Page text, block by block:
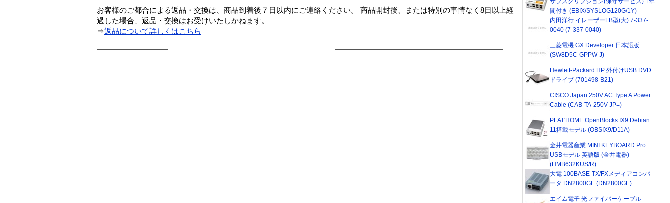
お客様のご都合による返品・交換は、商品到着後７日以内にご連絡ください。 商品開封後、または特別の事情なく8日以上経
過した場合、返品・交換はお受けいたしかねます。
⇒返品について詳しくはこちら
サブスクリプション(保守サービス) 1年
間付き (EBIX/SYSLOG120G/1Y)
内田洋行 イレーザーFB型(大) 7-337-
0040 (7-337-0040)
三菱電機 GX Developer 日本語版
(SW8D5C-GPPW-J)
Hewlett-Packard HP 外付けUSB DVD
ドライブ (701498-B21)
CISCO Japan 250V AC Type A Power
Cable (CAB-TA-250V-JP=)
PLAT'HOME OpenBlocks IX9 Debian
11搭載モデル (OBSIX9/D11A)
金井電器産業 MINI KEYBOARD Pro
USBモデル 英語版 (金井電器)
(HMB632KUS/R)
大電 100BASE-TX/FXメディアコンバ
ータ DN2800GE (DN2800GE)
エイム電子 光ファイバーケーブル